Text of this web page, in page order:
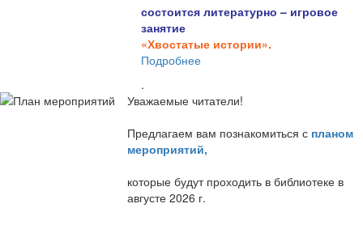
состоится литературно – игровое
занятие
«Хвостатые истории».
Подробнее
.
Уважаемые читатели!
Предлагаем вам познакомиться с планом
мероприятий,
которые будут проходить в библиотеке в
августе 2026 г.